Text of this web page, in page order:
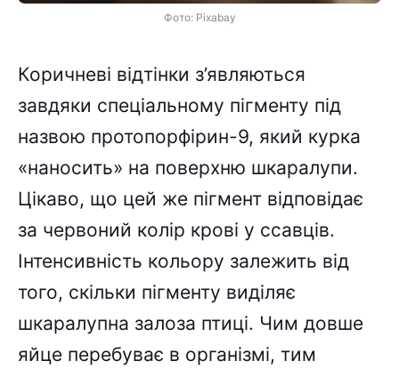
Фото: Pixabay
Коричневі відтінки з’являються
завдяки спеціальному пігменту під
назвою протопорфірин-9, який курка
«наносить» на поверхню шкаралупи.
Цікаво, що цей же пігмент відповідає
за червоний колір крові у ссавців.
Інтенсивність кольору залежить від
того, скільки пігменту виділяє
шкаралупна залоза птиці. Чим довше
яйце перебуває в організмі, тим